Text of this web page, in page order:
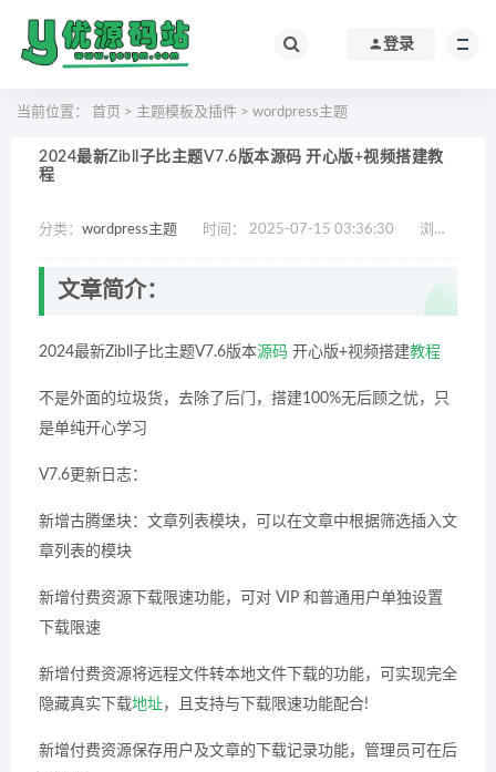
登录
当前位置： 首页 > 主题模板及插件 > wordpress主题
2024最新Zibll子比主题V7.6版本源码 开心版+视频搭建教
程
分类： wordpress主题 时间： 2025-07-15 03:36:30 浏览：
文章简介：
2024最新Zibll子比主题V7.6版本源码 开心版+视频搭建教程
不是外面的垃圾货，去除了后门，搭建100%无后顾之忧，只
是单纯开心学习
V7.6更新日志：
新增古腾堡块：文章列表模块，可以在文章中根据筛选插入文
章列表的模块
新增付费资源下载限速功能，可对 VIP 和普通用户单独设置
下载限速
新增付费资源将远程文件转本地文件下载的功能，可实现完全
隐藏真实下载地址，且支持与下载限速功能配合!
新增付费资源保存用户及文章的下载记录功能，管理员可在后